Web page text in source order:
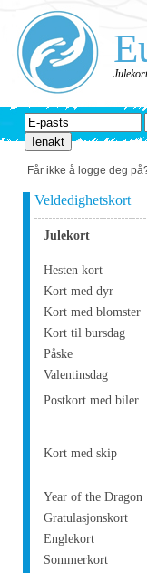
Julekort
Får ikke å logge deg
Veldedighetskort
Julekort
Hesten kort
Kort med dyr
Kort med blomster
Kort til bursdag
Påske
Valentinsdag
Postkort med biler
Kort med skip
Year of the Dragon
Gratulasjonskort
Englekort
Sommerkort